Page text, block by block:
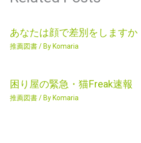
あなたは顔で差別をしますか
推薦図書/ By Komaria
困り屋の緊急・猫Freak速報
推薦図書/ By Komaria